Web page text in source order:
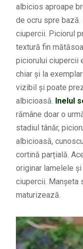
albicios aproape
de ocru spre
ciupercii. Piciorul
textură fin
piciorului ciupercii
chiar și la
vizibil și poate
albicioasă. Inelul
rămâne doar o
stadiul tânăr,
albicioasă,
cortină parțială.
originar lamelele
ciupercii. Manșeta
maturizează.